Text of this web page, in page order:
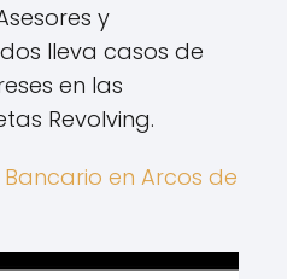
y
lleva casos de
en las
Revolving.
en Arcos de